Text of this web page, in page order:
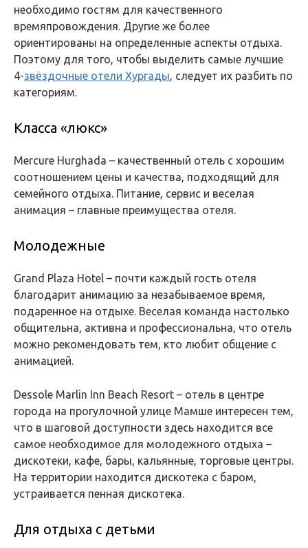
необходимо гостям для качественного
времяпровождения. Другие же более
ориентированы на определенные аспекты отдыха.
Поэтому для того, чтобы выделить самые лучшие
4-звёздочные отели Хургады, следует их разбить по
категориям.
Класса «люкс»
Mercure Hurghada – качественный отель с хорошим
соотношением цены и качества, подходящий для
семейного отдыха. Питание, сервис и веселая
анимация – главные преимущества отеля.
Молодежные
Grand Plaza Hotel – почти каждый гость отеля
благодарит анимацию за незабываемое время,
подаренное на отдыхе. Веселая команда настолько
общительна, активна и профессиональна, что отель
можно рекомендовать тем, кто любит общение с
анимацией.
Dessole Marlin Inn Beach Resort – отель в центре
города на прогулочной улице Мамше интересен тем,
что в шаговой доступности здесь находится все
самое необходимое для молодежного отдыха –
дискотеки, кафе, бары, кальянные, торговые центры.
На территории находится дискотека с баром,
устраивается пенная дискотека.
Для отдыха с детьми